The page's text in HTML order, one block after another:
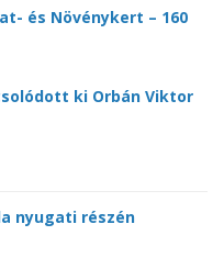
és Növénykert – 160
ki Orbán Viktor
nyugati részén